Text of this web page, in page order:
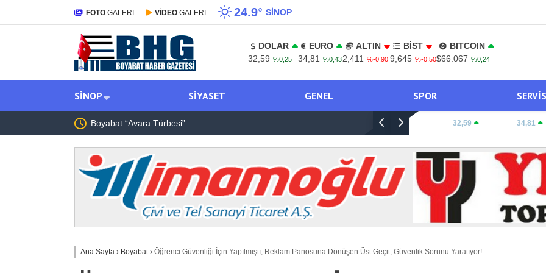
FOTO GALERİ VİDEO GALERİ 24.9° SINOP
DOLAR
32,59 %0,25
EURO
34,81
%0,43
ALTIN
2,411
%-0,90
BİST
9,645 %-0,50
BITCOIN
$66.067 %0,24
SINOP SIYASET GENEL SPOR
Boyabat “Avara Türbesi” Boyabat Gazidere Köyü Leylek Kurtarma
32,59 34,81
Ana Sayfa › Boyabat› Öğrenci Güvenliği İçin Yapılmıştı, Reklam Panosuna Dönüşen Üst Geçit, Güvenlik Sorunu Yaratıyor!